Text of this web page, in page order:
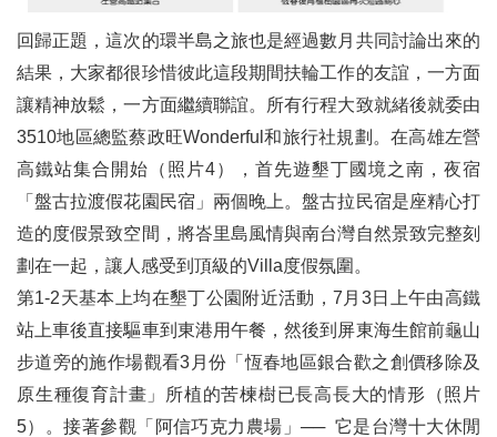
油畫作品
地方特色小吃── 臭豆腐
種幸福種子會得幸福花開
自君別後
聽雨聲的情語
各社活動輯要
回歸正題，這次的環半島之旅也是經過數月共同討論出來的
結果，大家都很珍惜彼此這段期間扶輪工作的友誼，一方面
讓精神放鬆，一方面繼續聯誼。所有行程大致就緒後就委由
3510地區總監蔡政旺Wonderful和旅行社規劃。在高雄左營
高鐵站集合開始（照片4），首先遊墾丁國境之南，夜宿
「盤古拉渡假花園民宿」兩個晚上。盤古拉民宿是座精心打
造的度假景致空間，將峇里島風情與南台灣自然景致完整刻
劃在一起，讓人感受到頂級的Villa度假氛圍。
第1-2天基本上均在墾丁公園附近活動，7月3日上午由高鐵
站上車後直接驅車到東港用午餐，然後到屏東海生館前龜山
步道旁的施作場觀看3月份「恆春地區銀合歡之創價移除及
原生種復育計畫」所植的苦楝樹已長高長大的情形（照片
5）。接著參觀「阿信巧克力農場」── 它是台灣十大休閒